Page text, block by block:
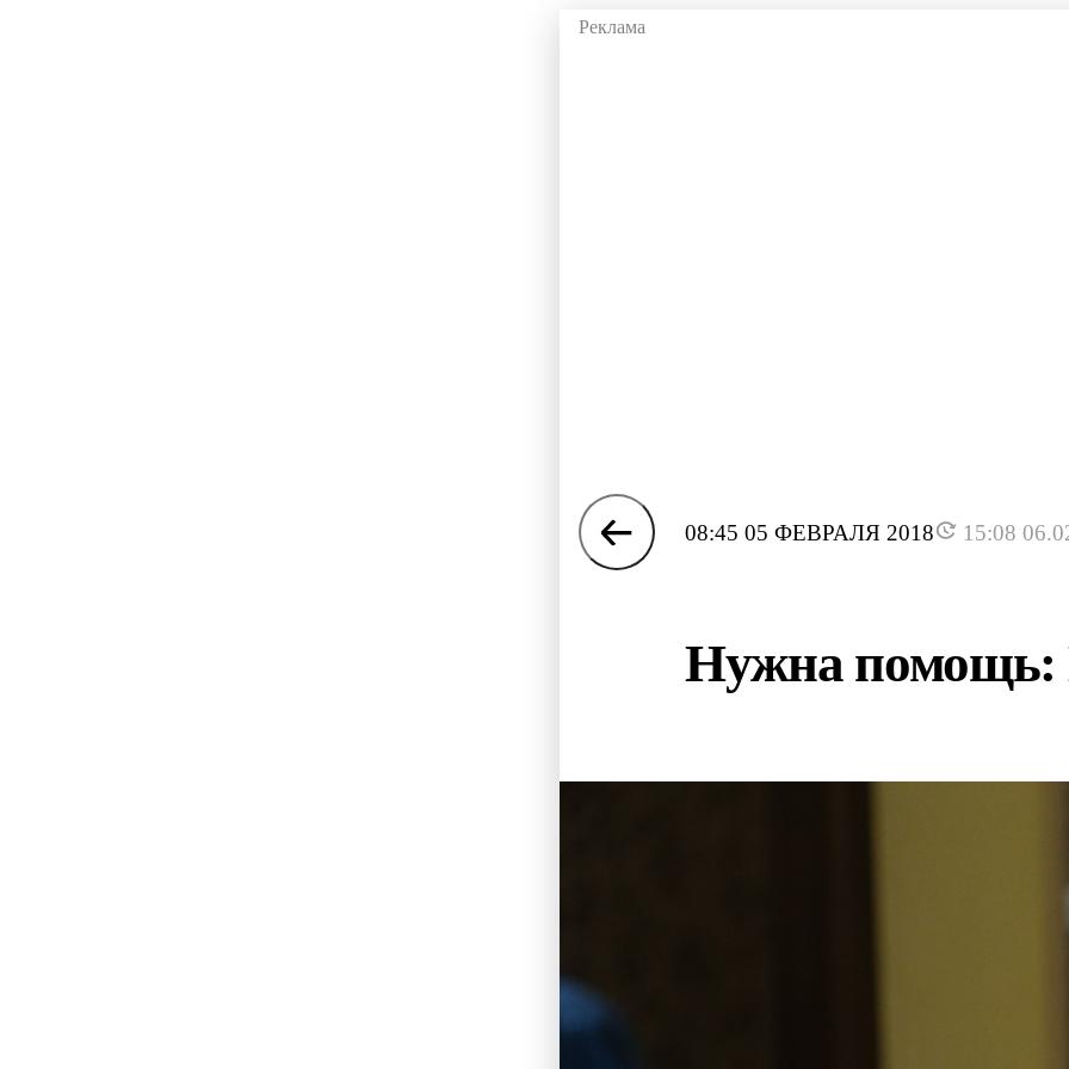
08:45 05 ФЕВРАЛЯ 2018 15:08
Нужна помощь: